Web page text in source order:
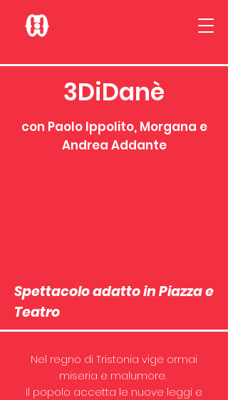
3DiDanè
con Paolo Ippolito, Morgana e
Andrea Addante
Spettacolo adatto in Piazza e
Teatro
Nel regno di Tristonia vige ormai
miseria e malumore.
Il popolo accetta le nuove leggi e